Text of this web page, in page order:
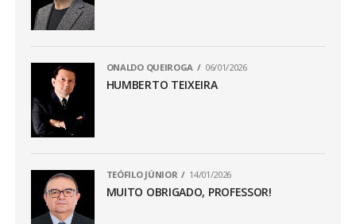
ONALDO QUEIROGA 06/01/2026
HUMBERTO TEIXEIRA
TEÓFILO JÚNIOR 14/01/2026
MUITO OBRIGADO, PROFESSOR!